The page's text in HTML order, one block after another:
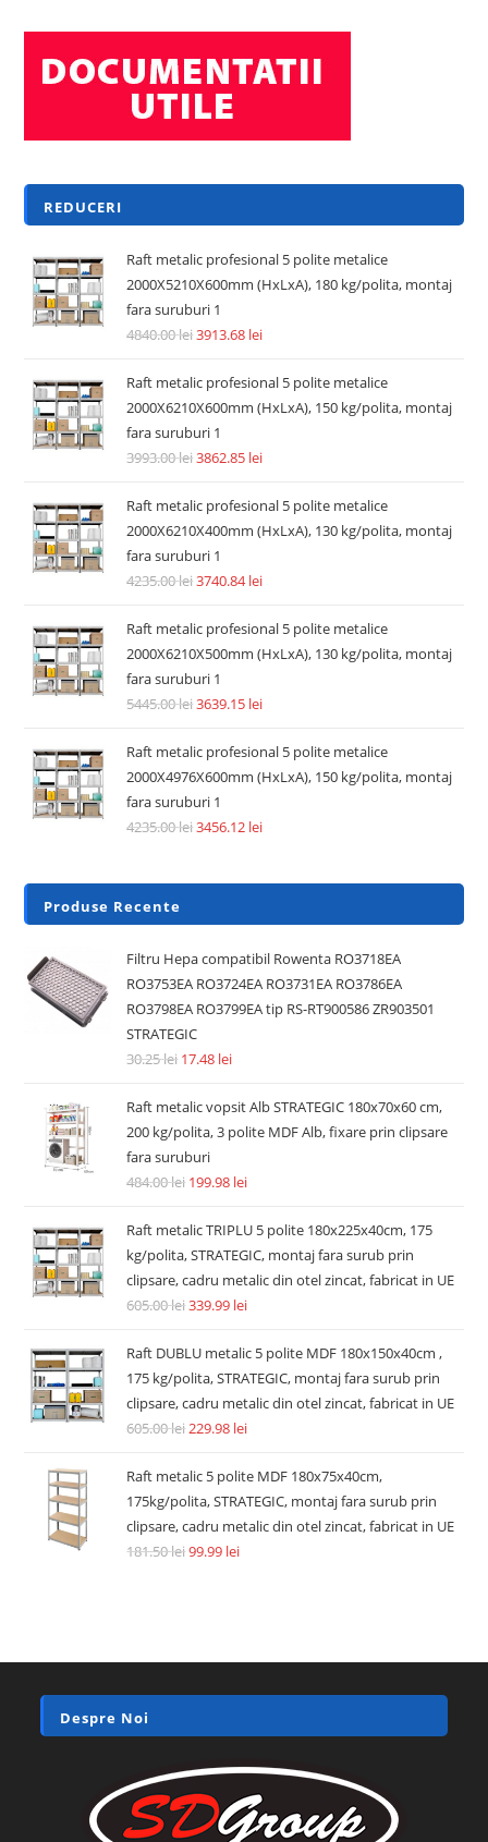
REDUCERI
Raft metalic profesional 5 polite metalice
2000X5210X600mm (HxLxA), 180 kg/polita, montaj
fara suruburi 1
4840.00lei3913.68 lei
Raft metalic profesional 5 polite metalice
2000X6210X600mm (HxLxA), 150 kg/polita, montaj
fara suruburi 1
3993.00lei3862.85 lei
Raft metalic profesional 5 polite metalice
2000X6210X400mm (HxLxA), 130 kg/polita, montaj
fara suruburi 1
4235.00lei3740.84lei
Raft metalic profesional 5 polite metalice
2000X6210X500mm (HxLxA), 130 kg/polita, montaj
fara suruburi 1
5445.00lei3639.15 lei
Raft metalic profesional 5 polite metalice
2000X4976X600mm (HxLxA), 150 kg/polita, montaj
fara suruburi 1
4235.00lei3456.12 lei
Produse Recente
Filtru Hepa compatibil Rowenta RO3718EA
RO3753EA RO3724EA RO3731EA RO3786EA
RO3798EA RO3799EA tip RS-RT900586 ZR903501
STRATEGIC
30.25lei 17.48 lei
Raft metalic vopsit Alb STRATEGIC 180x70x60 cm,
200 kg/polita, 3 polite MDF Alb, fixare prin clipsare
fara suruburi
484.00lei 199.98 lei
Raft metalic TRIPLU 5 polite 180x225x40cm, 175
kg/polita, STRATEGIC, montaj fara surub prin
clipsare, cadru metalic din otel zincat, fabricat in UE
605.00lei339.99 lei
Raft DUBLU metalic 5 polite MDF 180x150x40cm ,
175 kg/polita, STRATEGIC, montaj fara surub prin
clipsare, cadru metalic din otel zincat, fabricat in UE
605.00lei229.98 lei
Raft metalic 5 polite MDF 180x75x40cm,
175kg/polita, STRATEGIC, montaj fara surub prin
clipsare, cadru metalic din otel zincat, fabricat in UE
181.50lei99.99 lei
Despre Noi